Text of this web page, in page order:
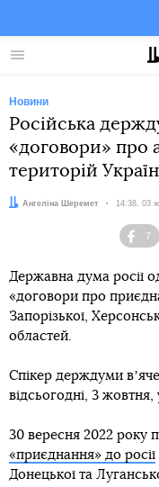
Меню
Новини
Російська
«договори» про
територій
Автор:
Ангеліна Шеремет Дата:
14:38, 03
7
Державна дума росії
«договори про
Запорізької,
областей.
Спікер держдуми
відсьогодні, 3 жовтня,
30 вересня 2022 року
«приєднання» до росії
Донецької та